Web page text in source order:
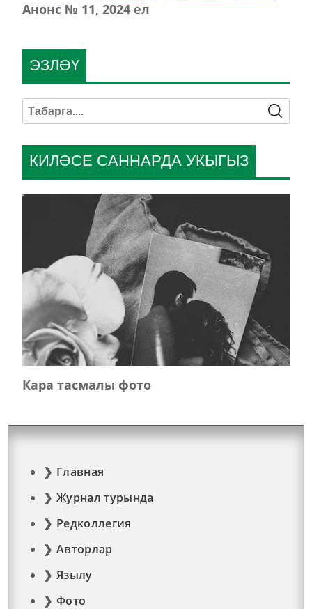
Анонс № 11, 2024 ел
КИЛӘСЕ САННАРДА УКЫГЫЗ
Кара тасмалы фото
ЭЗЛӘҮ
Главная
Журнал турында
Редколлегия
Авторлар
Язылу
Фото